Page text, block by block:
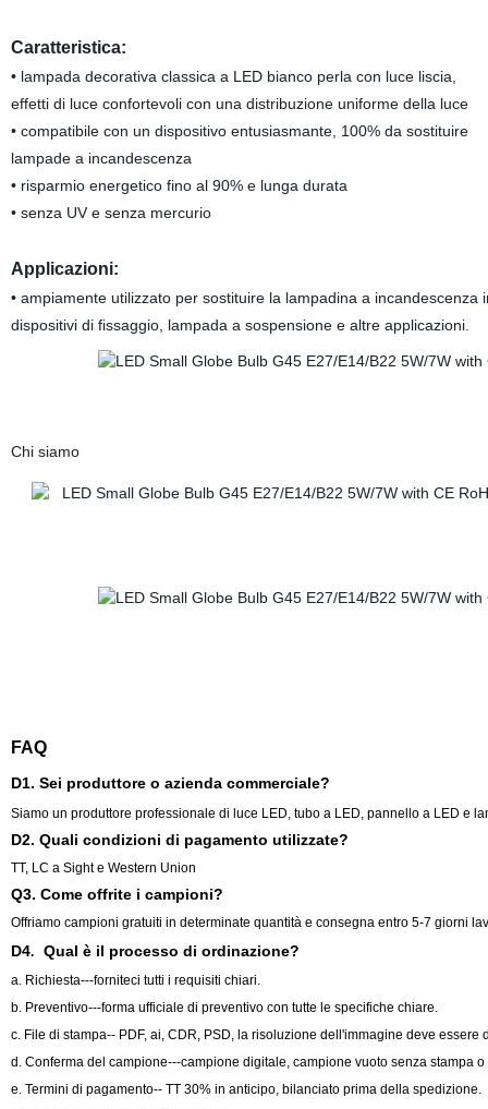
Caratteristica:
• lampada decorativa classica a LED bianco perla con luce liscia,
effetti di luce confortevoli con una distribuzione uniforme della luce
• compatibile con un dispositivo entusiasmante, 100% da sostituire
lampade a incandescenza
• risparmio energetico fino al 90% e lunga durata
• senza UV e senza mercurio
Applicazioni:
• ampiamente utilizzato per sostituire la lampadina a incandescenza
dispositivi di fissaggio, lampada a sospensione e altre applicazioni.
Chi siamo
FAQ
D1. Sei produttore o azienda commerciale?
Siamo un produttore professionale di luce LED, tubo a LED, pannello a LED e
D2. Quali condizioni di pagamento utilizzate?
TT, LC a Sight e Western Union
Q3. Come offrite i campioni?
Offriamo campioni gratuiti in determinate quantità e consegna entro 5-7 giorni
D4. Qual è il processo di ordinazione?
a. Richiesta---forniteci tutti i requisiti chiari.
b. Preventivo---forma ufficiale di preventivo con tutte le specifiche chiare.
c. File di stampa-- PDF, ai, CDR, PSD, la risoluzione dell'immagine deve essere
d. Conferma del campione---campione digitale, campione vuoto senza stampa o
e. Termini di pagamento-- TT 30% in anticipo, bilanciato prima della spedizione.